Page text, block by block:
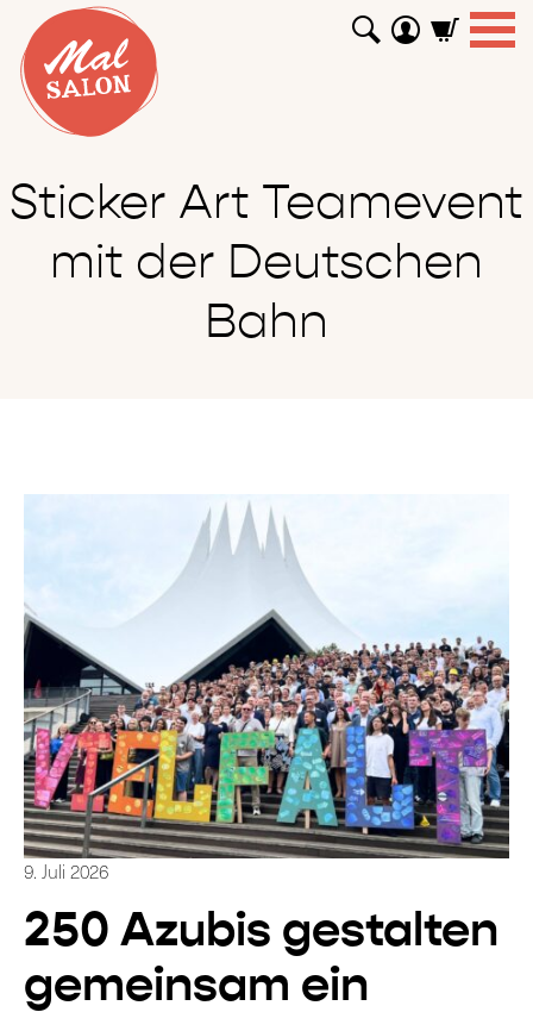
Sticker Art Teamevent
mit der Deutschen
Bahn
9. Juli 2026
250 Azubis gestalten
gemeinsam ein